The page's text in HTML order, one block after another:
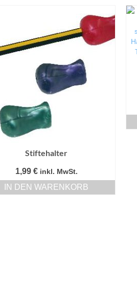
Stiftehalter
1,99 € inkl. MwSt.
IN DEN WARENKORB